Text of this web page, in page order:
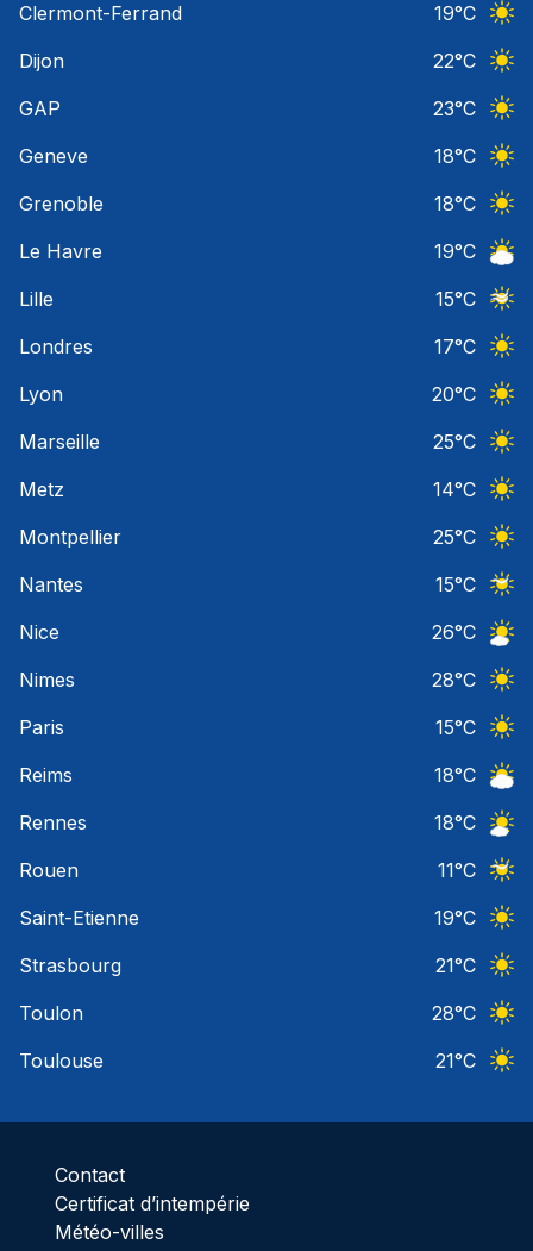
Clermont-Ferrand
19°C
Dijon
22°C
GAP
23°C
Geneve
18°C
Grenoble
18°C
Le Havre
19°C
Lille
15°C
Londres
17°C
Lyon
20°C
Marseille
25°C
Metz
14°C
Montpellier
25°C
Nantes
15°C
Nice
26°C
Nimes
28°C
Paris
15°C
Reims
18°C
Rennes
18°C
Rouen
11°C
Saint-Etienne
19°C
Strasbourg
21°C
Toulon
28°C
Toulouse
21°C
Contact
Certificat d’intempérie
Météo-villes